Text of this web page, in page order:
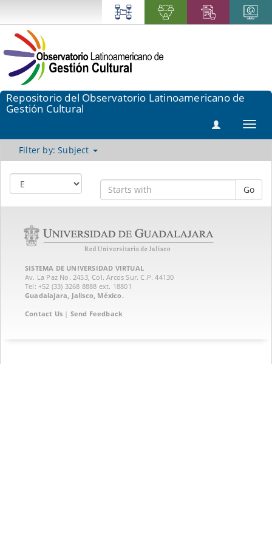
Repositorio del Observatorio Latinoamericano de
Gestión Cultural
Filter by: Subject
Go
SISTEMA DE UNIVERSIDAD VIRTUAL
Av. La Paz No. 2453, Col. Arcos Sur. C.P. 44130
Tel: +52 (33) 3268 8888‏ ext. 18801
Guadalajara, Jalisco, México.
Contact Us | Send Feedback